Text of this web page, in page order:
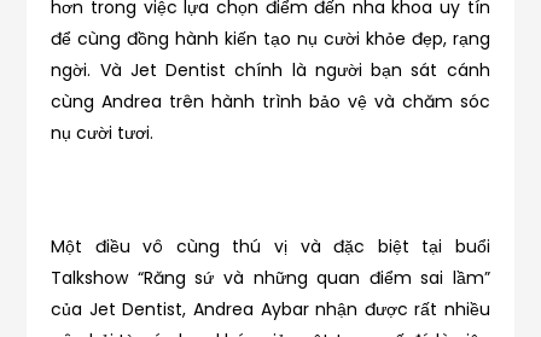
hơn trong việc lựa chọn điểm đến nha khoa uy tín
để cùng đồng hành kiến tạo nụ cười khỏe đẹp, rạng
ngời. Và Jet Dentist chính là người bạn sát cánh
cùng Andrea trên hành trình bảo vệ và chăm sóc
nụ cười tươi.
Một điều vô cùng thú vị và đặc biệt tại buổi
Talkshow “Răng sứ và những quan điểm sai lầm”
của Jet Dentist, Andrea Aybar nhận được rất nhiều